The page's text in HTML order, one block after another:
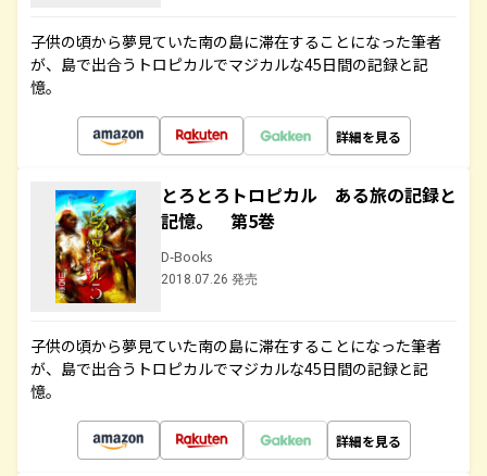
子供の頃から夢見ていた南の島に滞在することになった筆者
が、島で出合うトロピカルでマジカルな45日間の記録と記
憶。
詳細を見る
とろとろトロピカル ある旅の記録と
記憶。 第5巻
D-Books
2018.07.26 発売
子供の頃から夢見ていた南の島に滞在することになった筆者
が、島で出合うトロピカルでマジカルな45日間の記録と記
憶。
詳細を見る